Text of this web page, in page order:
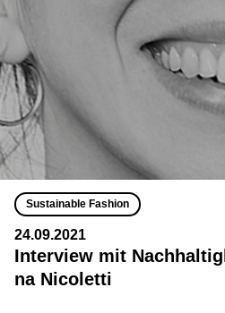
Sustainable Fashion
24.09.2021
Interview mit
na Nicoletti